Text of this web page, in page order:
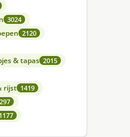
3024
2120
& tapas 2015
rijst 1419
1177